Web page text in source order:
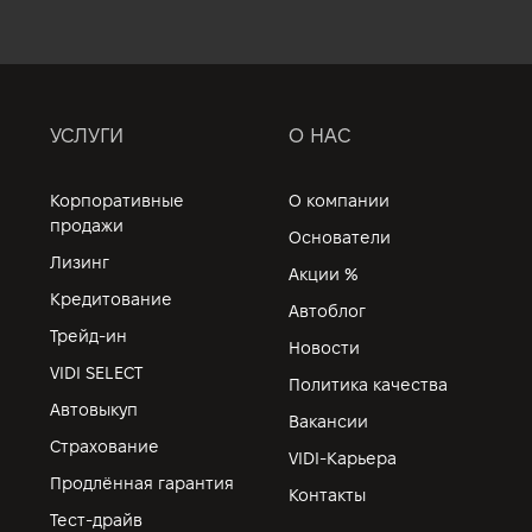
УСЛУГИ
Корпоративные
продажи
Лизинг
Кредитование
Трейд-ин
VIDI SELECT
Автовыкуп
Страхование
Продлённая гарантия
Тест-драйв
О НАС
О компании
Основатели
Акции %
Автоблог
Новости
Политика качества
Вакансии
VIDI-Карьера
Контакты